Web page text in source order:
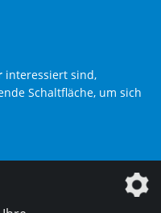
interessiert sind,
Schaltfläche, um sich
Unternehmen der